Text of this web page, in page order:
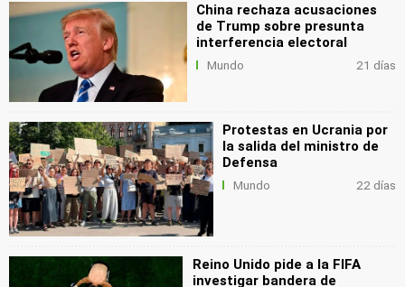
China rechaza acusaciones
de Trump sobre presunta
interferencia electoral
Mundo 21 días
Protestas en Ucrania por
la salida del ministro de
Defensa
Mundo 22 días
Reino Unido pide a la FIFA
investigar bandera de